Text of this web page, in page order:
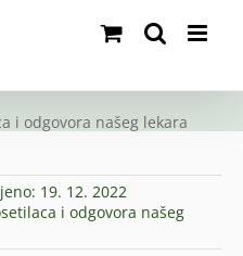
i odgovora našeg lekara
19. 12. 2022
i odgovora našeg